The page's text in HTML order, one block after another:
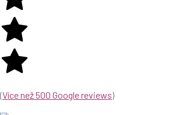
(Více než 500 Google reviews)